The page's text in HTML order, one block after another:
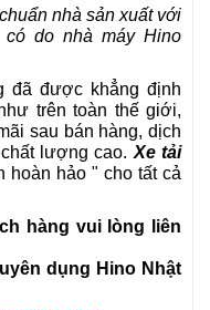
nhà sản xuất với
do nhà máy Hino
đã được khẳng định
trên toàn thế giới,
sau bán hàng, dịch
lượng cao. Xe tải
hoàn hảo " cho tất cả
hàng vui lòng liên
dụng Hino Nhật